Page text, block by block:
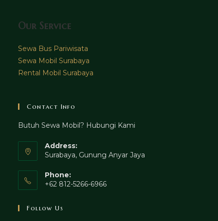
Our Service
Sewa Bus Pariwisata
Sewa Mobil Surabaya
Rental Mobil Surabaya
Contact Info
Butuh Sewa Mobil? Hubungi Kami
Address:
Surabaya, Gunung Anyar Jaya
Phone:
+62 812-5266-6966
Follow Us